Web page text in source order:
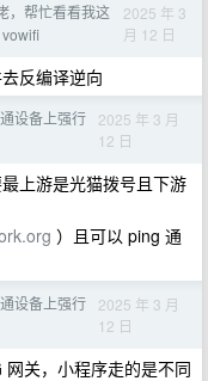
，帮忙看看我这
2025 年 3
月 12 日
反编译逆向
设备上强行
2025 年 3 月
12 日
上游是光猫拨号且下游
）且可以 ping 通
设备上强行
2025 年 3 月
12 日
关，小程序走的是不同